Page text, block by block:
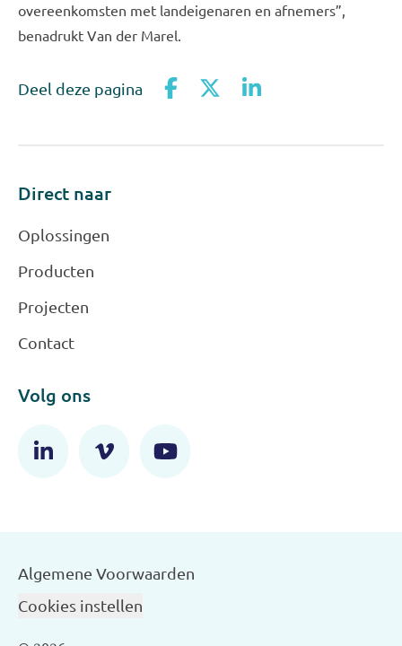
overeenkomsten met landeigenaren en afnemers”,
benadrukt Van der Marel.
Deel deze pagina
Direct naar
Oplossingen
Producten
Projecten
Contact
Volg ons
Algemene Voorwaarden
Cookies instellen